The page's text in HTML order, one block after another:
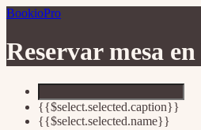
BookioPro
Reservar mesa en
{{$select.selected.caption}}
{{$select.selected.name}}